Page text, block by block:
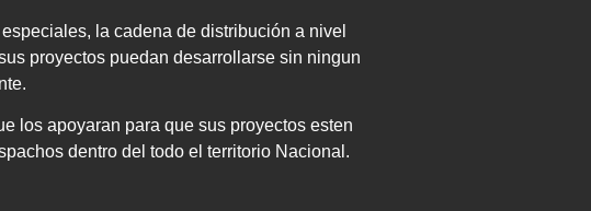
la cadena de distribución a nivel
proyectos puedan desarrollarse sin ningun
los apoyaran para que sus proyectos esten
dentro del todo el territorio Nacional.